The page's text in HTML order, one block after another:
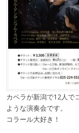
カペラが新潟で12人で
ような演奏会です。
コラール大好き！